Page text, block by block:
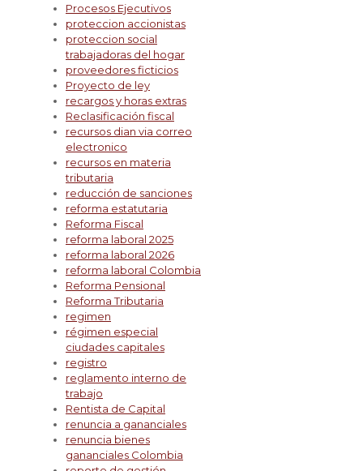
Procesos Ejecutivos
proteccion accionistas
proteccion social
trabajadoras del hogar
proveedores ficticios
Proyecto de ley
recargos y horas extras
Reclasificación fiscal
recursos dian via correo
electronico
recursos en materia
tributaria
reducción de sanciones
reforma estatutaria
Reforma Fiscal
reforma laboral 2025
reforma laboral 2026
reforma laboral Colombia
Reforma Pensional
Reforma Tributaria
regimen
régimen especial
ciudades capitales
registro
reglamento interno de
trabajo
Rentista de Capital
renuncia a gananciales
renuncia bienes
gananciales Colombia